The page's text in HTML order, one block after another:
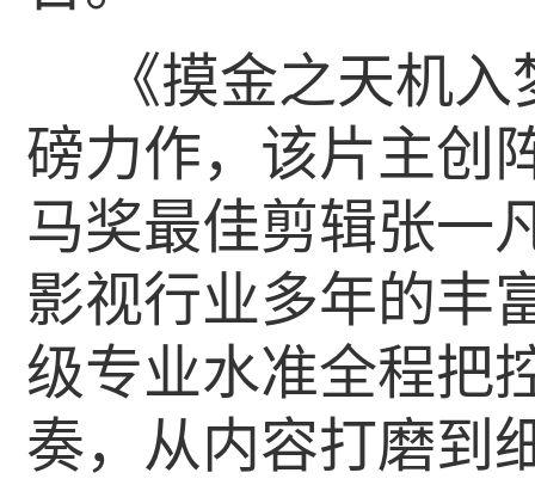
《摸金之天机
磅力作，该片主创
马奖最佳剪辑张一
影视行业多年的丰
级专业水准全程把
奏，从内容打磨到